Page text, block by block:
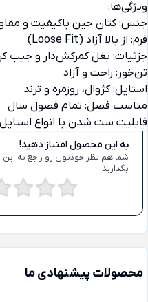
ویژگی‌ها:
جنس: کتان جین باکیفیت و
فرم: از بالا آزاد (Loose Fit)
جزئیات: بغل کمرکش‌دار و جیب
تن‌خور: راحت و آزاد
استایل: کژوال، روزمره و ترند
مناسب فصل: تمام فصول سال
قابلیت ست شدن با انواع
دیدگاه ها
به این محصول امتیاز دهید!
شما هم نظر خودتون رو راجع به این
بگذارید.
محصولات پیشنهادی ما